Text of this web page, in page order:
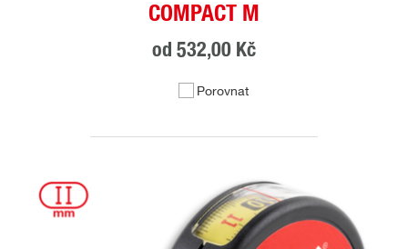
COMPACT M
od 532,00 Kč
Porovnat